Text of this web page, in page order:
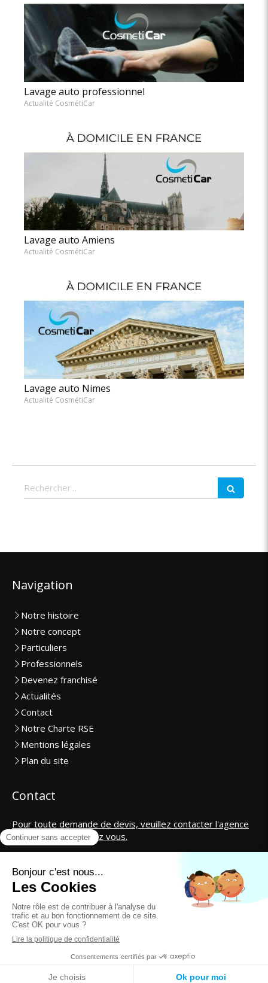
Lavage auto professionnel
Actualité CosmétiCar
Lavage auto Amiens
Actualité CosmétiCar
Lavage auto Nimes
Actualité CosmétiCar
Rechercher
Navigation
Notre histoire
Notre concept
Particuliers
Professionnels
Devenez franchisé
Actualités
Contact
Notre Charte RSE
Mentions légales
Plan du site
Contact
Pour toute demande de devis, veuillez contacter l'agence
la plus proche de chez vous.
contact@cosmeticar.fr
Création et référencement du site par Simplébo